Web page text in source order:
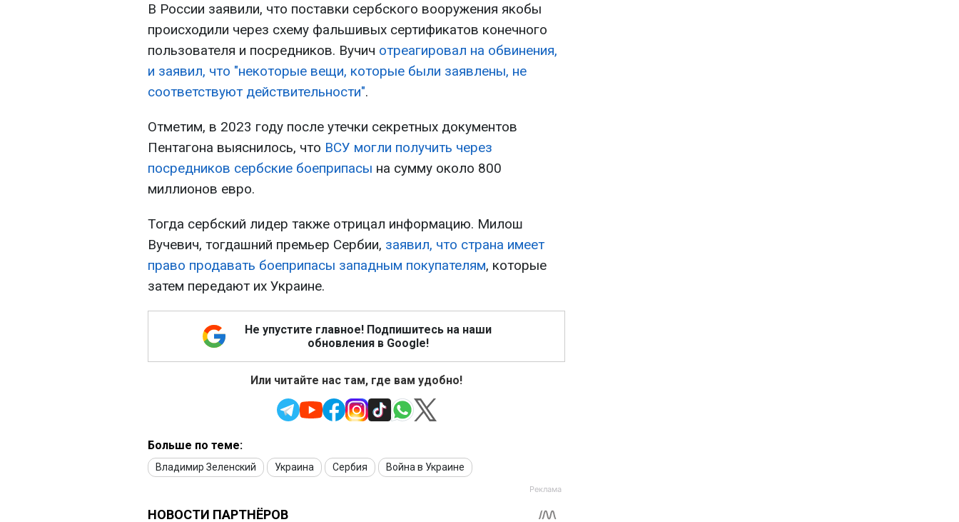
В России заявили, что поставки сербского вооружения якобы
происходили через схему фальшивых сертификатов конечного
пользователя и посредников. Вучич отреагировал на обвинения,
и заявил, что "некоторые вещи, которые были заявлены, не
соответствуют действительности".
Отметим, в 2023 году после утечки секретных документов
Пентагона выяснилось, что ВСУ могли получить через
посредников сербские боеприпасы на сумму около 800
миллионов евро.
Тогда сербский лидер также отрицал информацию. Милош
Вучевич, тогдашний премьер Сербии, заявил, что страна имеет
право продавать боеприпасы западным покупателям, которые
затем передают их Украине.
Не упустите главное! Подпишитесь на наши
обновления в Google!
Или читайте нас там, где вам удобно!
Больше по теме:
Владимир Зеленский Украина Сербия Война в Украине